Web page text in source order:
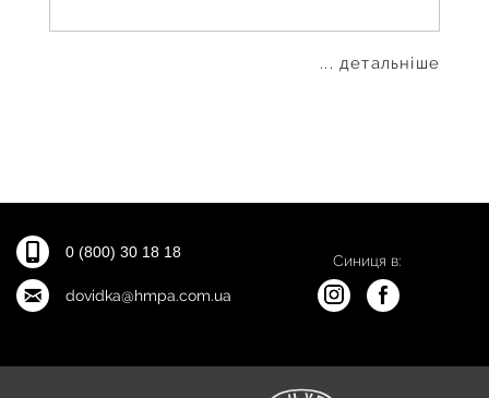
... детальніше
0 (800) 30 18 18
dovidka@hmpa.com.ua
Синиця в: